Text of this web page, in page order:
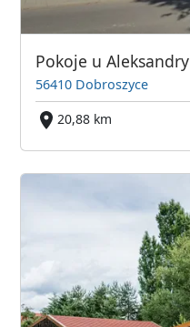
Pokoje u Aleksandry
56410 Dobroszyce
20,88 km